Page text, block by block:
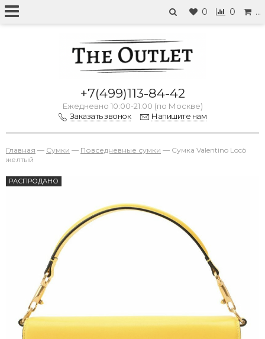
0 0 …
+7(499)113-84-42
Ежедневно 10:00-21:00 (по Москве)
Заказать звонок
Напишите нам
Главная — Сумки — Повседневные сумки — Сумка Valentino Locò
желтый
РАСПРОДАНО